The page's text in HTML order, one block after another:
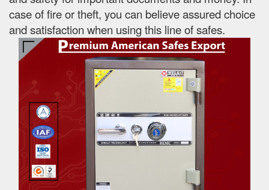
case of fire or theft, you can believe assured choice
and satisfaction when using this line of safes.